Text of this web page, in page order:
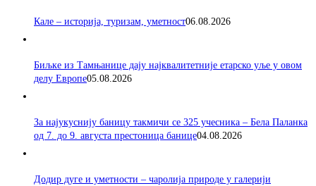
Кале – историја, туризам, уметност06.08.2026
Биљке из Тамњанице дају најквалитетније етарско уље у овом
делу Европе05.08.2026
За најукуснију баницу такмичи се 325 учесника – Бела Паланка
од 7. до 9. августа престоница банице04.08.2026
Додир дуге и уметности – чаролија природе у галерији